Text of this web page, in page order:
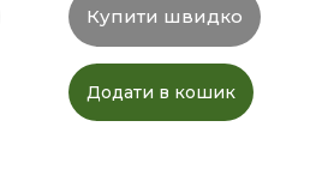
Купити швидко
Додати в кошик